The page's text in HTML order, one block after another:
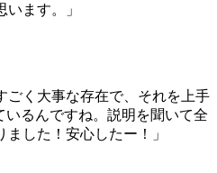
ます。」
ごく大事な存在で、それを上手
いるんですね。説明を聞いて全
した！安心したー！」